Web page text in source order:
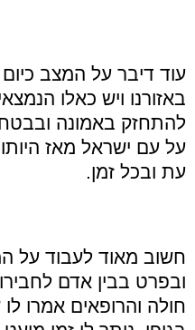
עוד דיבר על המצב
באזורנו ויש כאלו
להתחזק באמונה
על עם ישראל מאז
עת ובכל זמן.
חשוב מאוד לעבוד על
ובפרט בבין אדם
חולה והרופאים אמרו